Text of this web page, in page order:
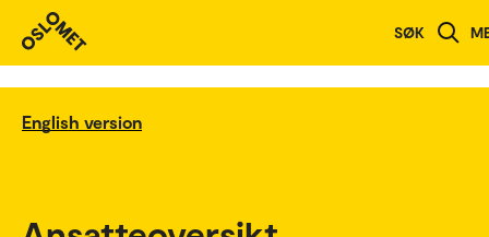
SØK
English version